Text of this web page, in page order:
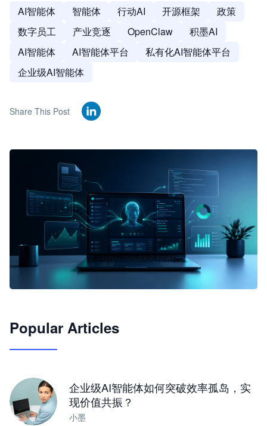
AI智能体 智能体 行动AI 开源框架
政策
数字员工
产业竞逐 OpenClaw
积墨AI
AI智能体
AI智能体平台
私有化AI智能体平台
企业级AI智能体
Share This Post
JimoClaw 桌面 AI Agent 工作台
Popular Articles
企业级AI智能体如何突破效率孤岛，实
现价值共振？
小墨